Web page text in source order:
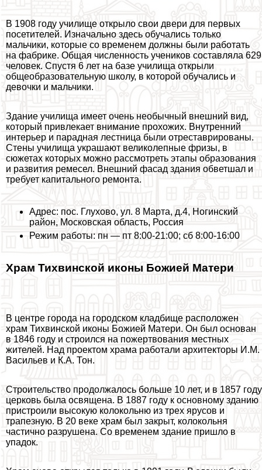
В 1908 году училище открыло свои двери для первых
посетителей. Изначально здесь обучались только
мальчики, которые со временем должны были работать
на фабрике. Общая численность учеников составляла 629
человек. Спустя 6 лет на базе училища открыли
общеобразовательную школу, в которой обучались и
дeвoчки и мальчики.
Здание училища имеет очень необычный внешний вид,
который привлекает внимание прохожих. Внутренний
интерьер и парадная лестница были отреставрированы.
Стены училища украшают великолепные фризы, в
сюжетах которых можно рассмотреть этапы образования
и развития ремесел. Внешний фасад здания обветшал и
требует капитального ремонта.
Адрес: пос. Глухово, ул. 8 Марта, д.4, Ногинский
район, Московская область, Россия
Режим работы: пн — пт 8:00-21:00; сб 8:00-16:00
Храм Тихвинской иконы Божией Матери
В центре города на городском кладбище расположен
храм Тихвинской иконы Божией Матери. Он был основан
в 1846 году и строился на пожертвования местных
жителей. Над проектом храма работали архитекторы И.М.
Васильев и К.А. Тон.
Строительство продолжалось больше 10 лет, и в 1857 году
церковь была освящена. В 1887 году к основному зданию
пристроили высокую колокольню из трех ярусов и
трапезную. В 20 веке храм был закрыт, колокольня
частично разрушена. Со временем здание пришло в
упадок.